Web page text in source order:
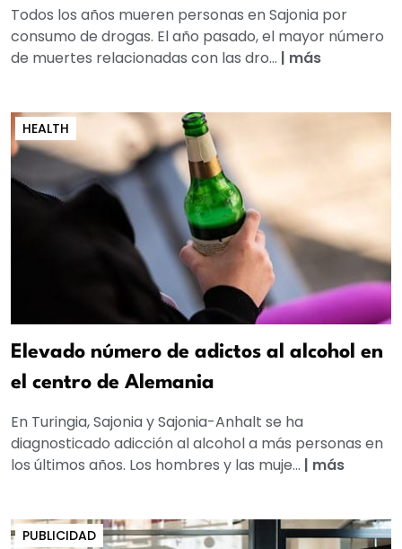
Todos los años mueren personas en Sajonia por
consumo de drogas. El año pasado, el mayor número
de muertes relacionadas con las dro... | más
HEALTH
Elevado número de adictos al alcohol en
el centro de Alemania
En Turingia, Sajonia y Sajonia-Anhalt se ha
diagnosticado adicción al alcohol a más personas en
los últimos años. Los hombres y las muje... | más
PUBLICIDAD